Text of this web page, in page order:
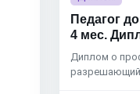
Педагог
4 мес.
Диплом о
разрешающий